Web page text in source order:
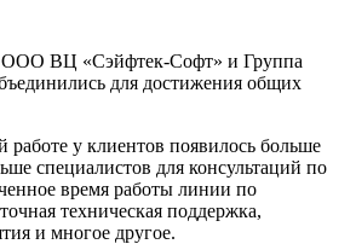
ООО ВЦ «Сэйфтек-Софт» и Группа
для достижения общих
работе у клиентов появилось больше
специалистов для консультаций по
время работы линии по
техническая поддержка,
и многое другое.